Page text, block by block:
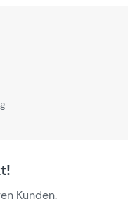
0 von 5 Sternen
Kunden.